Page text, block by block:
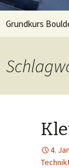
Grundkurs
4.